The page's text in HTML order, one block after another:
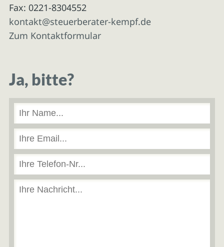
Fax: 0221-8304552
kontakt@steuerberater-kempf.de
Zum Kontaktformular
Ja, bitte?